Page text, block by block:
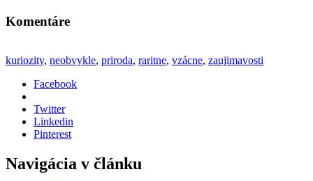
Komentáre
kuriozity, neobvykle, priroda, raritne, vzácne, zaujimavosti
Facebook
Twitter
Linkedin
Pinterest
Navigácia v článku